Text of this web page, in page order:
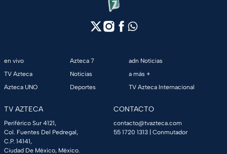
en vivo
TV Azteca
Azteca UNO
Azteca 7
Noticias
Deportes
adn Noticias
a más +
TV Azteca Internacional
TV AZTECA
Periférico Sur 4121,
Col. Fuentes Del Pedregal,
C.P. 14141,
Ciudad De México, México.
CONTACTO
contacto@tvazteca.com
55 1720 1313 | Conmutador